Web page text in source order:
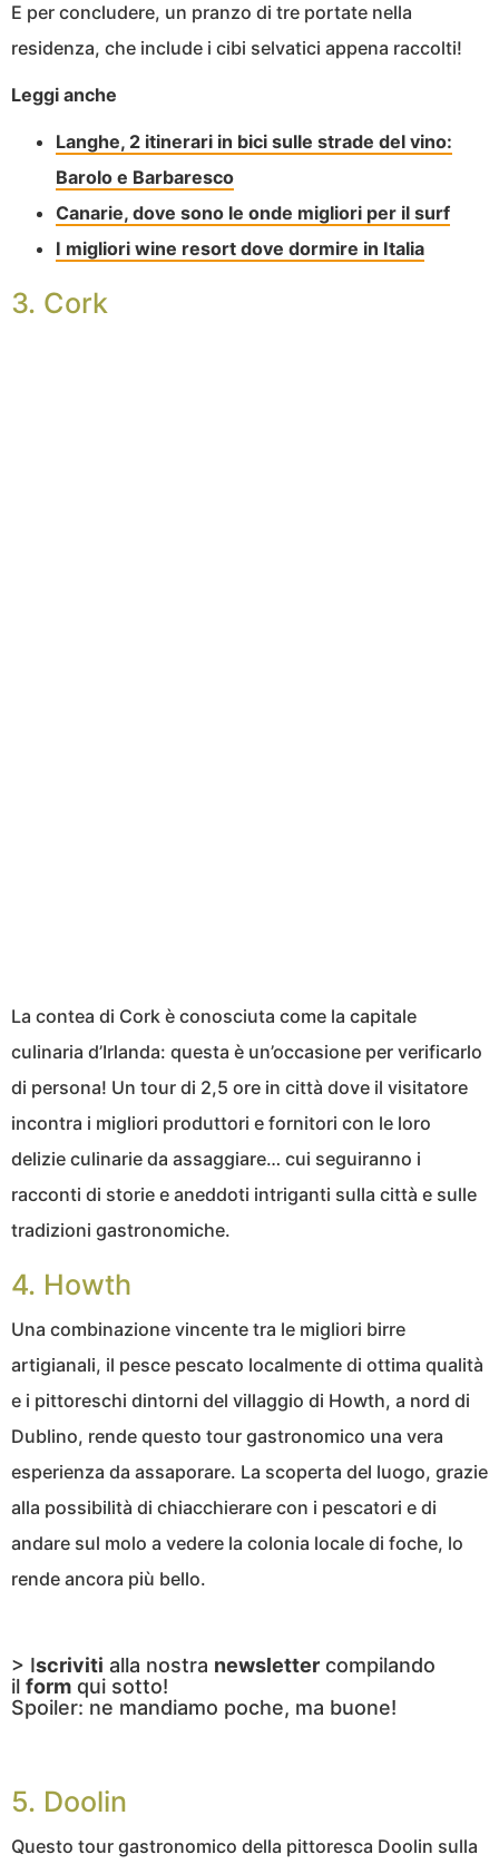
E per concludere, un pranzo di tre portate nella
residenza, che include i cibi selvatici appena raccolti!
Leggi anche
Langhe, 2 itinerari in bici sulle strade del vino:
Barolo e Barbaresco
Canarie, dove sono le onde migliori per il surf
I migliori wine resort dove dormire in Italia
3. Cork
La contea di Cork è conosciuta come la capitale
culinaria d’Irlanda: questa è un’occasione per verificarlo
di persona! Un tour di 2,5 ore in città dove il visitatore
incontra i migliori produttori e fornitori con le loro
delizie culinarie da assaggiare… cui seguiranno i
racconti di storie e aneddoti intriganti sulla città e sulle
tradizioni gastronomiche.
4. Howth
Una combinazione vincente tra le migliori birre
artigianali, il pesce pescato localmente di ottima qualità
e i pittoreschi dintorni del villaggio di Howth, a nord di
Dublino, rende questo tour gastronomico una vera
esperienza da assaporare. La scoperta del luogo, grazie
alla possibilità di chiacchierare con i pescatori e di
andare sul molo a vedere la colonia locale di foche, lo
rende ancora più bello.
> Iscriviti alla nostra newsletter compilando
il form qui sotto!
Spoiler: ne mandiamo poche, ma buone!
5. Doolin
Questo tour gastronomico della pittoresca Doolin sulla